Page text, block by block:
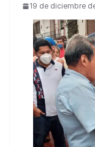
19 de diciembre